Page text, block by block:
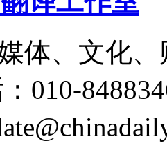
体、文化
010-